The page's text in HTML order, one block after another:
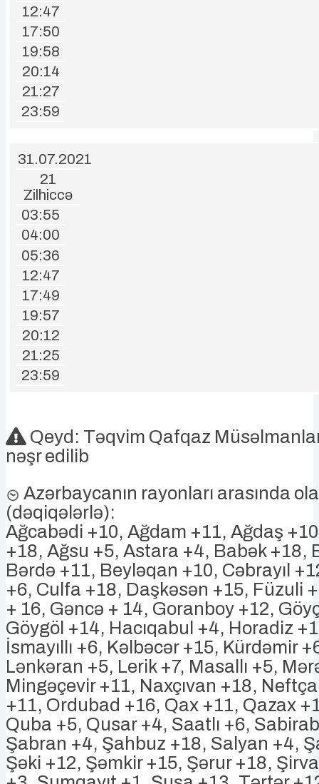
12:47
17:50
19:58
20:14
21:27
23:59
31.07.2021
21
Zilhiccə
03:55
04:00
05:36
12:47
17:49
19:57
20:12
21:25
23:59
Qeyd: Təqvim Qafqaz
nəşr edilib
Azərbaycanın rayonları arasında
(dəqiqələrlə):
Ağcabədi +10, Ağdam +11, Ağdaş
+18, Ağsu +5, Astara +4, Babək +18,
Bərdə +11, Beyləqan +10, Cəbrayıl
+6, Culfa +18, Daşkəsən +15, Füzuli
+ 16, Gəncə + 14, Goranboy +12,
Göygöl +14, Hacıqabul +4, Horadiz
İsmayıllı +6, Kəlbəcər +15, Kürdəmir
Lənkəran +5, Lerik +7, Masallı +5,
Mingəçevir +11, Naxçıvan +18,
+11, Ordubad +16, Qax +11, Qazax
Quba +5, Qusar +4, Saatlı +6,
Şabran +4, Şahbuz +18, Salyan +4,
Şəki +12, Şəmkir +15, Şərur +18,